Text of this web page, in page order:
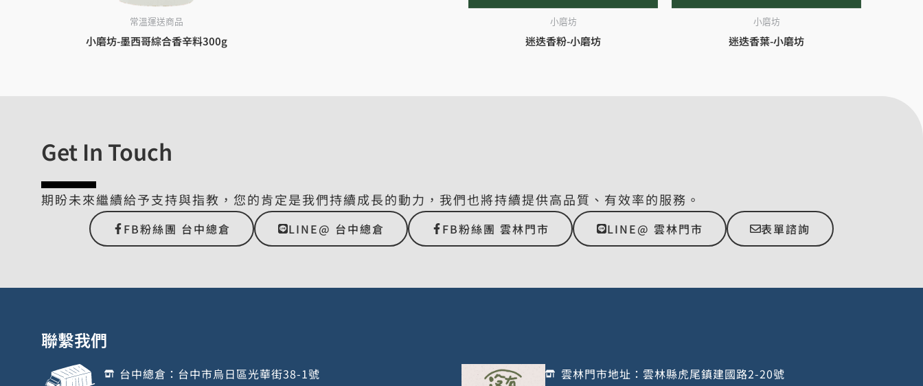
常溫運送商品
小磨坊-墨西哥綜合香辛料300g
小磨坊
迷迭香粉-小磨坊
小磨坊
迷迭香葉-小磨坊
Get In Touch
期盼未來繼續給予支持與指教，您的肯定是我們持續成長的動力，我們也將持續提供高品質、有效率的服務。
FB粉絲團 台中總倉 LINE@ 台中總倉 FB粉絲團 雲林門市 LINE@ 雲林門市 表單諮詢
聯繫我們
台中總倉：台中市烏日區光華街38-1號 雲林門市地址：雲林縣虎尾鎮建國路2-20號